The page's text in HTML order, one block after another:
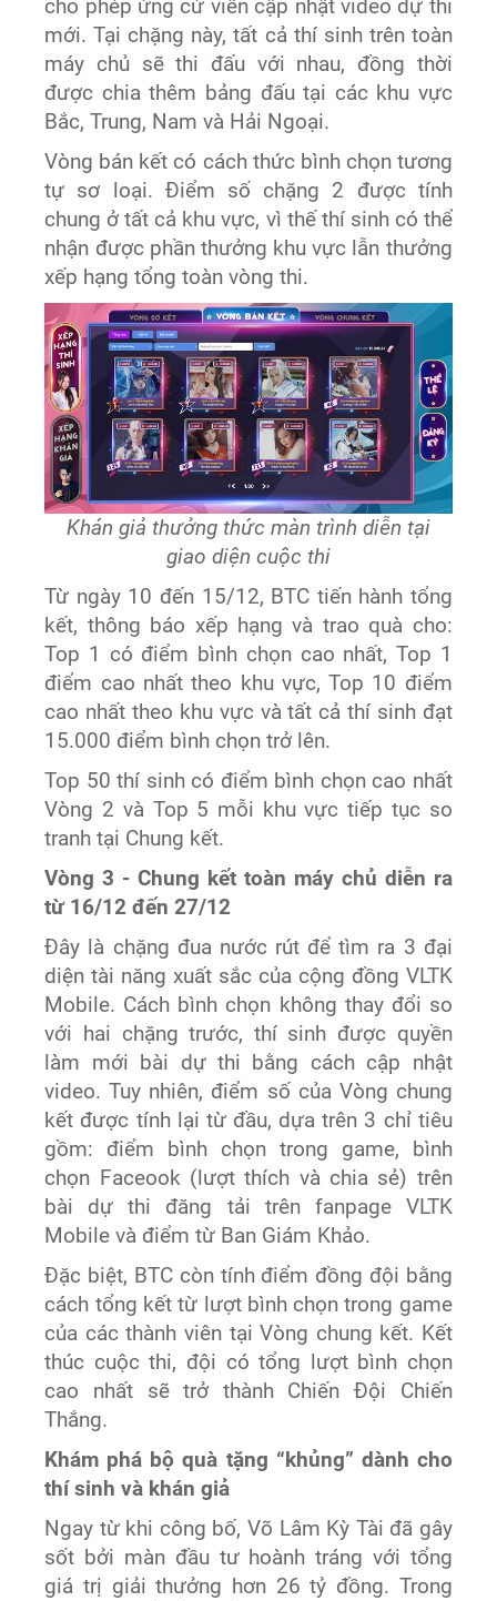
cho phép ứng cử viên cập nhật video dự thi
mới. Tại chặng này, tất cả thí sinh trên toàn
máy chủ sẽ thi đấu với nhau, đồng thời
được chia thêm bảng đấu tại các khu vực
Bắc, Trung, Nam và Hải Ngoại.
Vòng bán kết có cách thức bình chọn tương
tự sơ loại. Điểm số chặng 2 được tính
chung ở tất cả khu vực, vì thế thí sinh có thể
nhận được phần thưởng khu vực lẫn thưởng
xếp hạng tổng toàn vòng thi.
Khán giả thưởng thức màn trình diễn tại
giao diện cuộc thi
Từ ngày 10 đến 15/12, BTC tiến hành tổng
kết, thông báo xếp hạng và trao quà cho:
Top 1 có điểm bình chọn cao nhất, Top 1
điểm cao nhất theo khu vực, Top 10 điểm
cao nhất theo khu vực và tất cả thí sinh đạt
15.000 điểm bình chọn trở lên.
Top 50 thí sinh có điểm bình chọn cao nhất
Vòng 2 và Top 5 mỗi khu vực tiếp tục so
tranh tại Chung kết.
Vòng 3 - Chung kết toàn máy chủ diễn ra
từ 16/12 đến 27/12
Đây là chặng đua nước rút để tìm ra 3 đại
diện tài năng xuất sắc của cộng đồng VLTK
Mobile. Cách bình chọn không thay đổi so
với hai chặng trước, thí sinh được quyền
làm mới bài dự thi bằng cách cập nhật
video. Tuy nhiên, điểm số của Vòng chung
kết được tính lại từ đầu, dựa trên 3 chỉ tiêu
gồm: điểm bình chọn trong game, bình
chọn Faceook (lượt thích và chia sẻ) trên
bài dự thi đăng tải trên fanpage VLTK
Mobile và điểm từ Ban Giám Khảo.
Đặc biệt, BTC còn tính điểm đồng đội bằng
cách tổng kết từ lượt bình chọn trong game
của các thành viên tại Vòng chung kết. Kết
thúc cuộc thi, đội có tổng lượt bình chọn
cao nhất sẽ trở thành Chiến Đội Chiến
Thắng.
Khám phá bộ quà tặng “khủng” dành cho
thí sinh và khán giả
Ngay từ khi công bố, Võ Lâm Kỳ Tài đã gây
sốt bởi màn đầu tư hoành tráng với tổng
giá trị giải thưởng hơn 26 tỷ đồng. Trong